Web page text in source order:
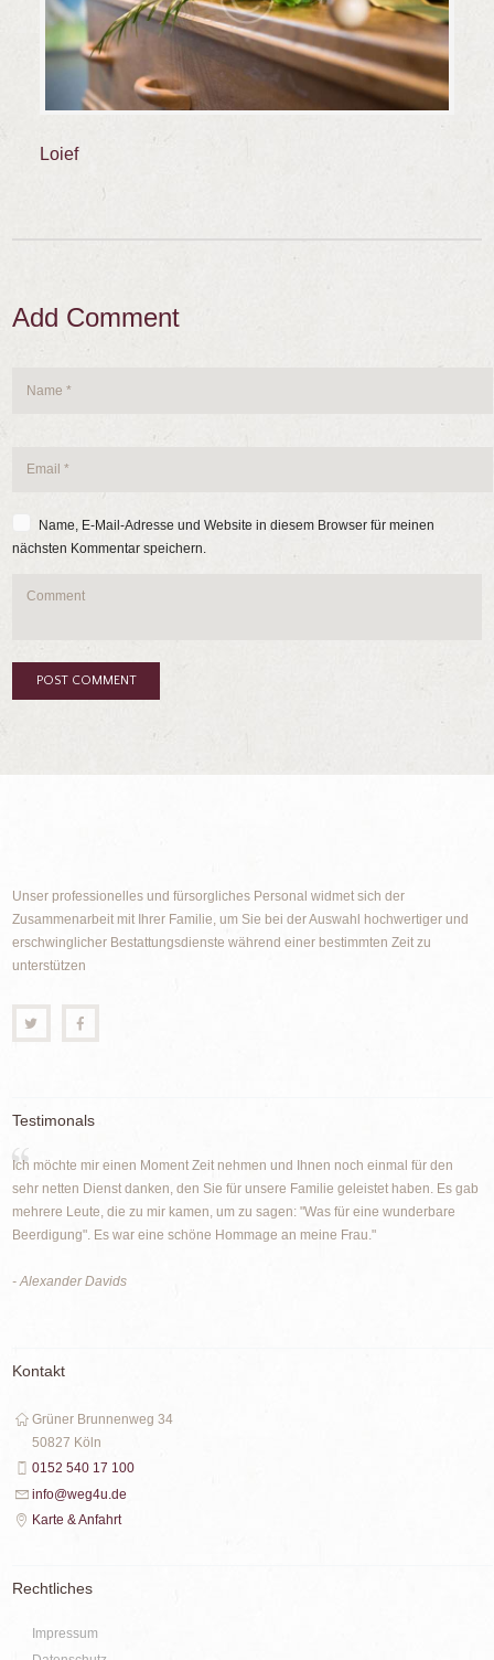
Loief
Add Comment
Name, E-Mail-Adresse und Website in diesem Browser für meinen
nächsten Kommentar speichern.
Unser professionelles und fürsorgliches Personal widmet sich der
Zusammenarbeit mit Ihrer Familie, um Sie bei der Auswahl hochwertiger und
erschwinglicher Bestattungsdienste während einer bestimmten Zeit zu
unterstützen
Testimonals
Ich möchte mir einen Moment Zeit nehmen und Ihnen noch einmal für den
sehr netten Dienst danken, den Sie für unsere Familie geleistet haben. Es gab
mehrere Leute, die zu mir kamen, um zu sagen: "Was für eine wunderbare
Beerdigung". Es war eine schöne Hommage an meine Frau."
- Alexander Davids
Kontakt
Grüner Brunnenweg 34
50827 Köln
0152 540 17 100
info@weg4u.de
Karte & Anfahrt
Rechtliches
Impressum